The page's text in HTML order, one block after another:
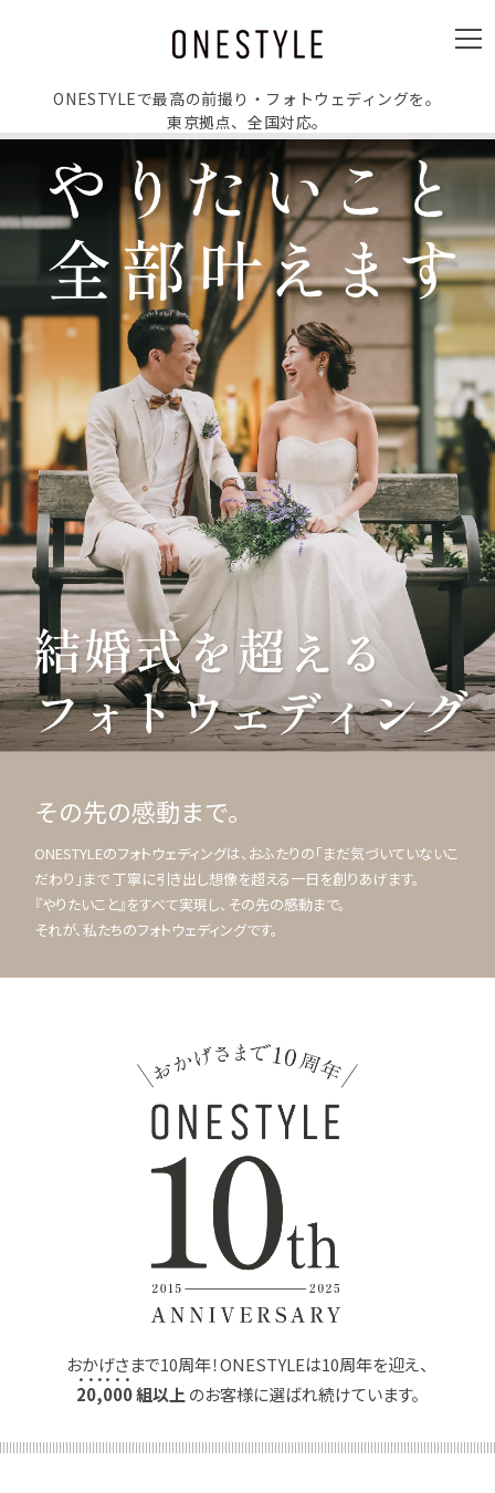
メ
ニ
ー
ONESTYLEで最高の前撮り・フォトウェディングを。
東京拠点、全国対応。
その先の感動まで。
ONESTYLEのフォトウェディングは、おふたりの「まだ気づいていないこ
だわり」まで 丁寧に引き出し想像を超える一日を創りあげます。
『やりたいこと』をすべて実現し、その先の感動まで。
それが、私たちのフォトウェディングです。
おかげさまで10周年！ONESTYLEは10周年を迎え、
20,000組以上 のお客様に選ばれ続けています。